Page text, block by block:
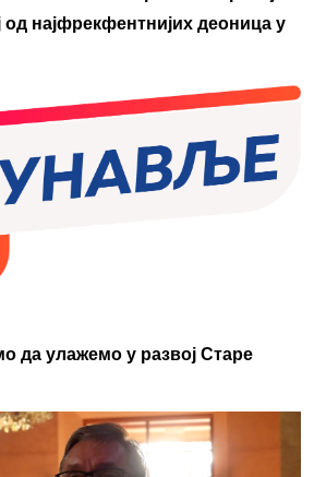
од најфрекфентнијих деоница у
да улажемо у развој Старе